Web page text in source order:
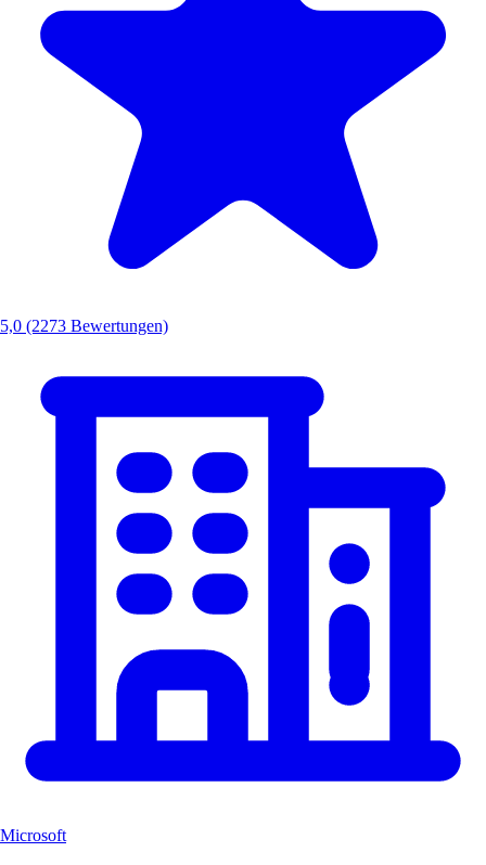
5,0 (2273 Bewertungen)
Microsoft